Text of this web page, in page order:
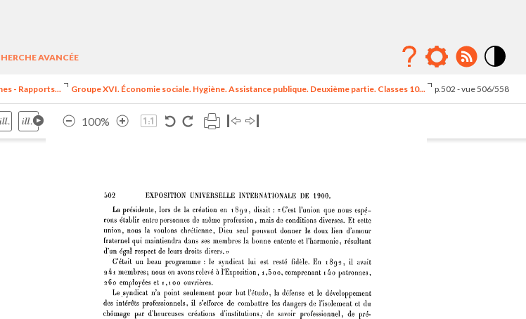
AVANCÉE
élévé
- Rapports... Groupe XVI. Économie sociale. Hygiène. Assistance publique. Deuxième partie. Classes 10... p.502 - vue 506/558
100%